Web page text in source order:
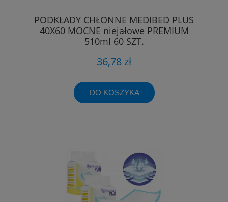
PODKŁADY CHŁONNE MEDIBED PLUS
40X60 MOCNE niejałowe PREMIUM
510ml 60 SZT.
36,78 zł
DO KOSZYKA